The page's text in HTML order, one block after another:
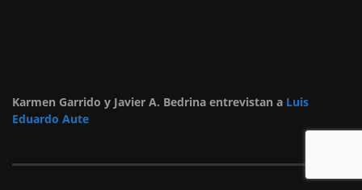
Karmen Garrido y Javier A. Bedrina entrevistan a Luis
Eduardo Aute